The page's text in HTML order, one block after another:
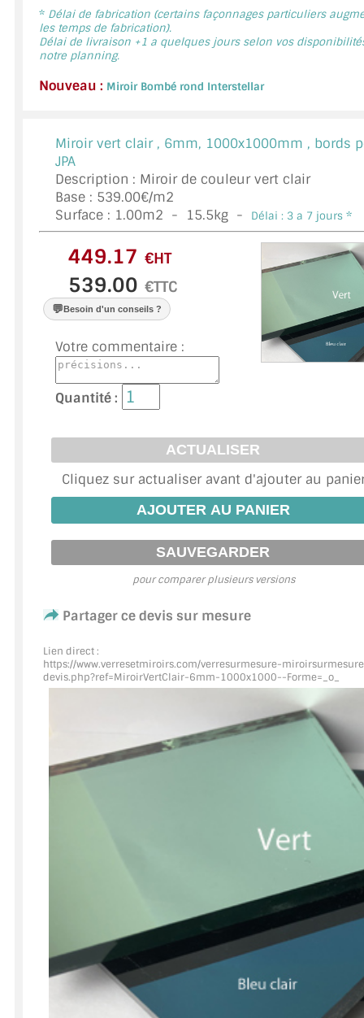
MIROIR POUR SALLE DE SPORT
MIROIR POUR SALLE DE DANSE
MIROIR ENCADRÉ
VERRE SUR MESURE
VERRE EXTRACLAIR
VERRE TREMPÉ (SÉCURIT)
PAROI DE DOUCHE
VERRE FEUILLETÉ
VERRE LAQUÉ/CRÉDENCE
VERRE FEUILLETÉ/TREMPÉ
DALLE DE SOL EN VERRE
PORTE EN VERRE
GARDE CORPS EN VERRE
VERRIÈRE TYPE ATELIER
VERRES TEXTURÉS
PLEXIGLAS PMMA
DOUBLE VITRAGE
ACCESSOIRES & QUINCAILLERIE
CATALOGUE DE PROFILS ET FIXATION DU VERRE
LES FIXATIONS POUR MIROIR
LES CHARNIÈRES DE PORTE EN VERRE
BOUTONS ET POIGNÉES
BARRES DE STABILISATION
* Délai de fabrication (certains façonnages particuliers
les temps de fabrication).
Délai de livraison +1 a quelques jours selon vos
notre planning.
Nouveau : Miroir Bombé rond Interstellar
Miroir vert clair , 6mm, 1000x1000mm , bords
JPA
Description : Miroir de couleur vert clair
Base : 539.00€/m2
Surface : 1.00m2 - 15.5kg - Délai : 3 a 7 jours *
€HT
€TTC
💬Besoin d'un conseils ?
Votre commentaire :
Quantité :
Cliquez sur actualiser avant d'ajouter au
pour comparer plusieurs versions
Partager ce devis sur mesure
Lien direct :
https://www.verresetmiroirs.com/verresurmesure-
devis.php?ref=MiroirVertClair-6mm-1000x1000--Forme=_o_